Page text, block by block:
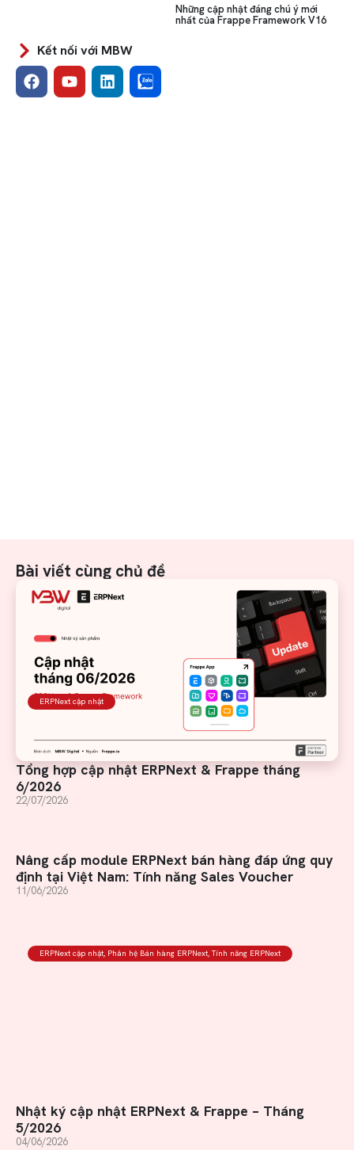
Những cập nhật đáng chú ý mới
nhất của Frappe Framework V16
Kết nối với MBW
Bài viết cùng chủ đề
ERPNext cập nhật
Tổng hợp cập nhật ERPNext & Frappe tháng
6/2026
22/07/2026
ERPNext cập nhật, Phân hệ Bán hàng ERPNext,Tính năng ERPNext
Nâng cấp module ERPNext bán hàng đáp ứng quy
định tại Việt Nam: Tính năng Sales Voucher
11/06/2026
Nhật ký cập nhật ERPNext & Frappe – Tháng
5/2026
04/06/2026